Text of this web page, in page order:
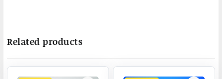
Related products